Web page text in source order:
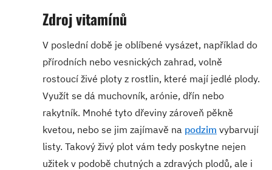
Zdroj vitamínů
V poslední době je oblíbené vysázet, například do
přírodních nebo vesnických zahrad, volně
rostoucí živé ploty z rostlin, které mají jedlé plody.
Využít se dá muchovník, arónie, dřín nebo
rakytník. Mnohé tyto dřeviny zároveň pěkně
kvetou, nebo se jim zajímavě na podzim vybarvují
listy. Takový živý plot vám tedy poskytne nejen
užitek v podobě chutných a zdravých plodů, ale i